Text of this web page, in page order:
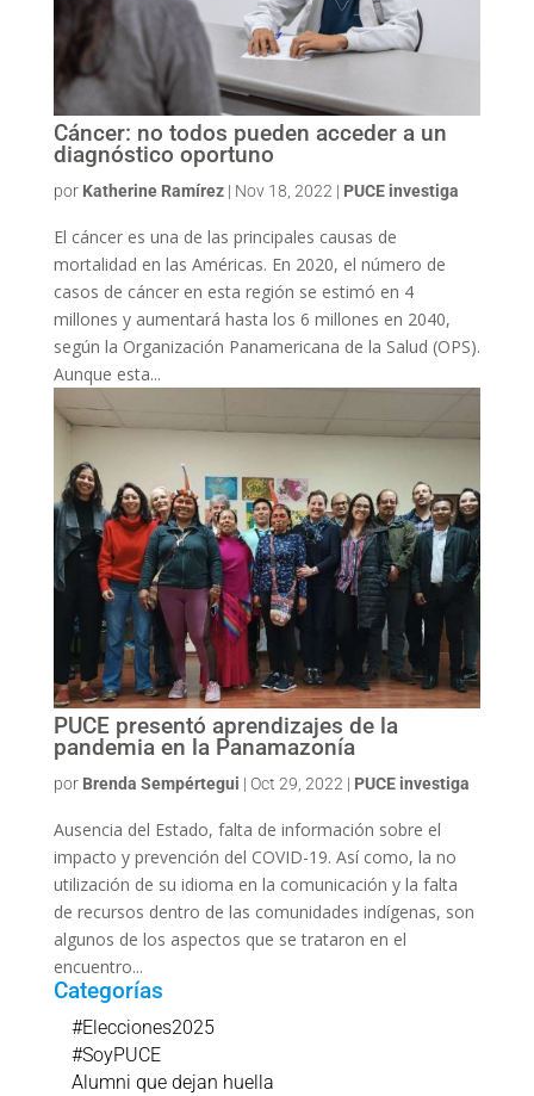
Cáncer: no todos pueden acceder a un
diagnóstico oportuno
por Katherine Ramírez| Nov 18, 2022 | PUCE investiga
El cáncer es una de las principales causas de
mortalidad en las Américas. En 2020, el número de
casos de cáncer en esta región se estimó en 4
millones y aumentará hasta los 6 millones en 2040,
según la Organización Panamericana de la Salud (OPS).
Aunque esta...
PUCE presentó aprendizajes de la
pandemia en la Panamazonía
por Brenda Sempértegui | Oct 29, 2022 | PUCE investiga
Ausencia del Estado, falta de información sobre el
impacto y prevención del COVID-19. Así como, la no
utilización de su idioma en la comunicación y la falta
de recursos dentro de las comunidades indígenas, son
algunos de los aspectos que se trataron en el
encuentro...
Categorías
#Elecciones2025
#SoyPUCE
Alumni que dejan huella